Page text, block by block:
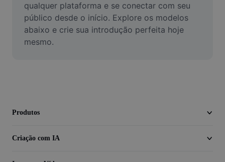
Editor de Video
Cortar Vídeo
qualquer plataforma e se conectar com seu
público desde o início. Explore os modelos
abaixo e crie sua introdução perfeita hoje
mesmo.
Produtos
Criação com IA